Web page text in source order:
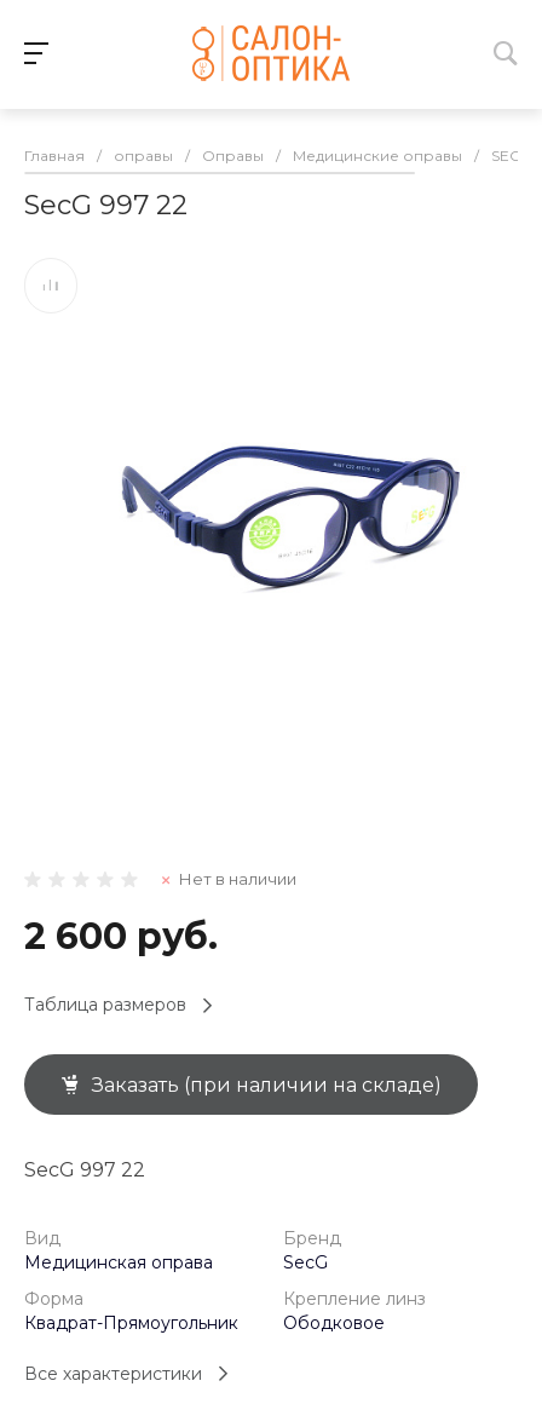
Главная / оправы / Оправы / Медицинские оправы / SECG
SecG 997 22
Нет в наличии
2 600 руб.
Таблица размеров
Заказать (при наличии на складе)
SecG 997 22
Вид
Медицинская оправа
Бренд
SecG
Форма
Квадрат-Прямоугольник
Крепление линз
Ободковое
Все характеристики